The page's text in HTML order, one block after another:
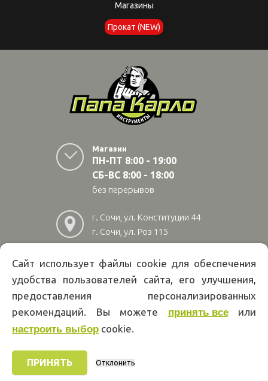
Магазины
Прокат (NEW)
Магазин
ПН-ПТ 8:00 - 19:00
СБ-ВС 8:00 - 18:00
без перерывов
г. Сочи, ул. Конституции 44
г. Сочи, ул. Роз 115
г. Адлер, ул Авиационная
28/10
222 02 01
офертой. Указанные цены действуют только при оформлении заказа
через интернет-магазин papakarlotools.ru.
Сайт использует файлы cookie для обеспечения
удобства пользователей сайта, его улучшения,
предоставления персонализированных
рекомендаций. Вы можете принять всеили
настроить выбор cookie.
ПРИНЯТЬ Отклонить